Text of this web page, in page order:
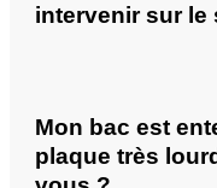
intervenir sur le
Mon bac est
plaque très